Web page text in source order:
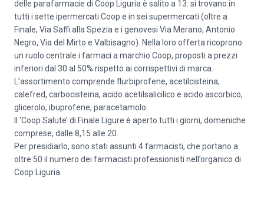
delle parafarmacie di Coop Liguria è salito a 13: si trovano in
tutti i sette ipermercati Coop e in sei supermercati (oltre a
Finale, Via Saffi alla Spezia e i genovesi Via Merano, Antonio
Negro, Via del Mirto e Valbisagno). Nella loro offerta ricoprono
un ruolo centrale i farmaci a marchio Coop, proposti a prezzi
inferiori dal 30 al 50% rispetto ai corrispettivi di marca.
L’assortimento comprende flurbiprofene, acetilcisteina,
calefred, carbocisteina, acido acetilsalicilico e acido ascorbico,
glicerolo, ibuprofene, paracetamolo.
Il ‘Coop Salute’ di Finale Ligure è aperto tutti i giorni, domeniche
comprese, dalle 8,15 alle 20.
Per presidiarlo, sono stati assunti 4 farmacisti, che portano a
oltre 50 il numero dei farmacisti professionisti nell’organico di
Coop Liguria.